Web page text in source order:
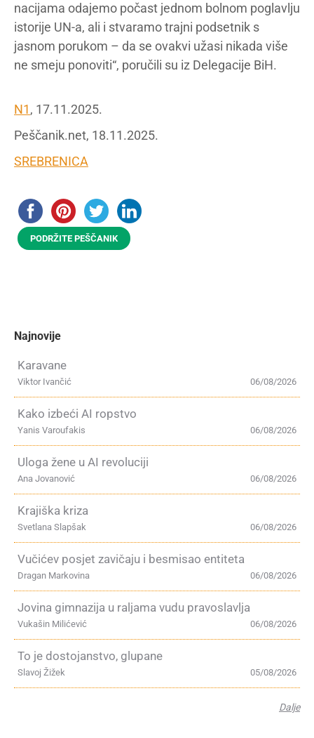
nacijama odajemo počast jednom bolnom poglavlju
istorije UN-a, ali i stvaramo trajni podsetnik s
jasnom porukom – da se ovakvi užasi nikada više
ne smeju ponoviti“, poručili su iz Delegacije BiH.
N1, 17.11.2025.
Peščanik.net, 18.11.2025.
SREBRENICA
PODRŽITE PEŠČANIK
Najnovije
Karavane
06/08/2026
Viktor Ivančić
Kako izbeći AI ropstvo
06/08/2026
Yanis Varoufakis
Uloga žene u AI revoluciji
06/08/2026
Ana Jovanović
Krajiška kriza
06/08/2026
Svetlana Slapšak
Vučićev posjet zavičaju i besmisao entiteta
06/08/2026
Dragan Markovina
Jovina gimnazija u raljama vudu pravoslavlja
06/08/2026
Vukašin Milićević
To je dostojanstvo, glupane
05/08/2026
Slavoj Žižek
Dalje